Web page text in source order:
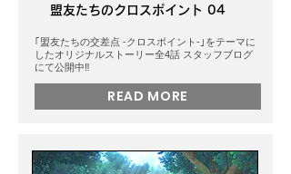
盟友たちのクロスポイント 04
｢盟友たちの交差点 -クロスポイント-｣をテーマに
したオリジナルストーリー全4話 スタッフブログ
にて公開中‼️
READ MORE